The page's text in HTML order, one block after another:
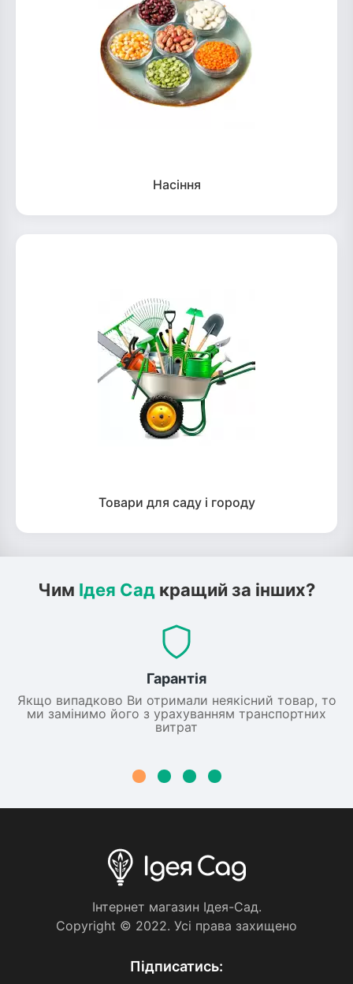
Насіння
Товари для саду і городу
Чим Ідея Сад кращий за інших?
Гарантія
Якщо випадково Ви отримали неякісний товар, то
ми замінимо його з урахуванням транспортних
витрат
Iнтернет магазин Iдея-Сад.
Copyright © 2022. Усi права захищено
Пiдписатись: